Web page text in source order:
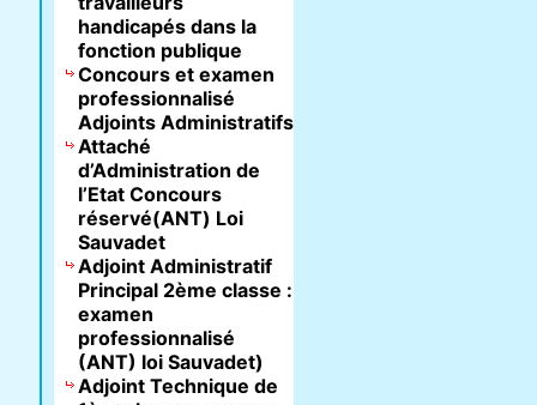
handicapés dans la
fonction publique
Concours et examen
professionnalisé
Adjoints Administratifs
Attaché
d’Administration de
l’Etat Concours
réservé(ANT) Loi
Sauvadet
Adjoint Administratif
Principal 2ème classe :
examen
professionnalisé
(ANT) loi Sauvadet)
Adjoint Technique de